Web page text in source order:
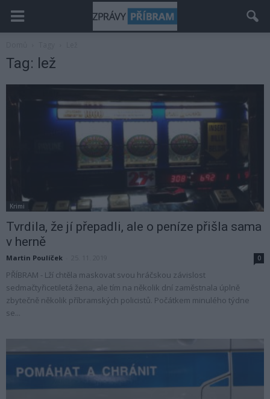
Tag: lež
Krimi
Tvrdila, že jí přepadli, ale o peníze přišla sama
v herně
Martin Poulíček 0
PŘÍBRAM - Lží chtěla maskovat svou hráčskou závislost
sedmačtyřicetiletá žena, ale tím na několik dní zaměstnala úplně
zbytečně několik příbramských policistů. Počátkem minulého týdne
se...